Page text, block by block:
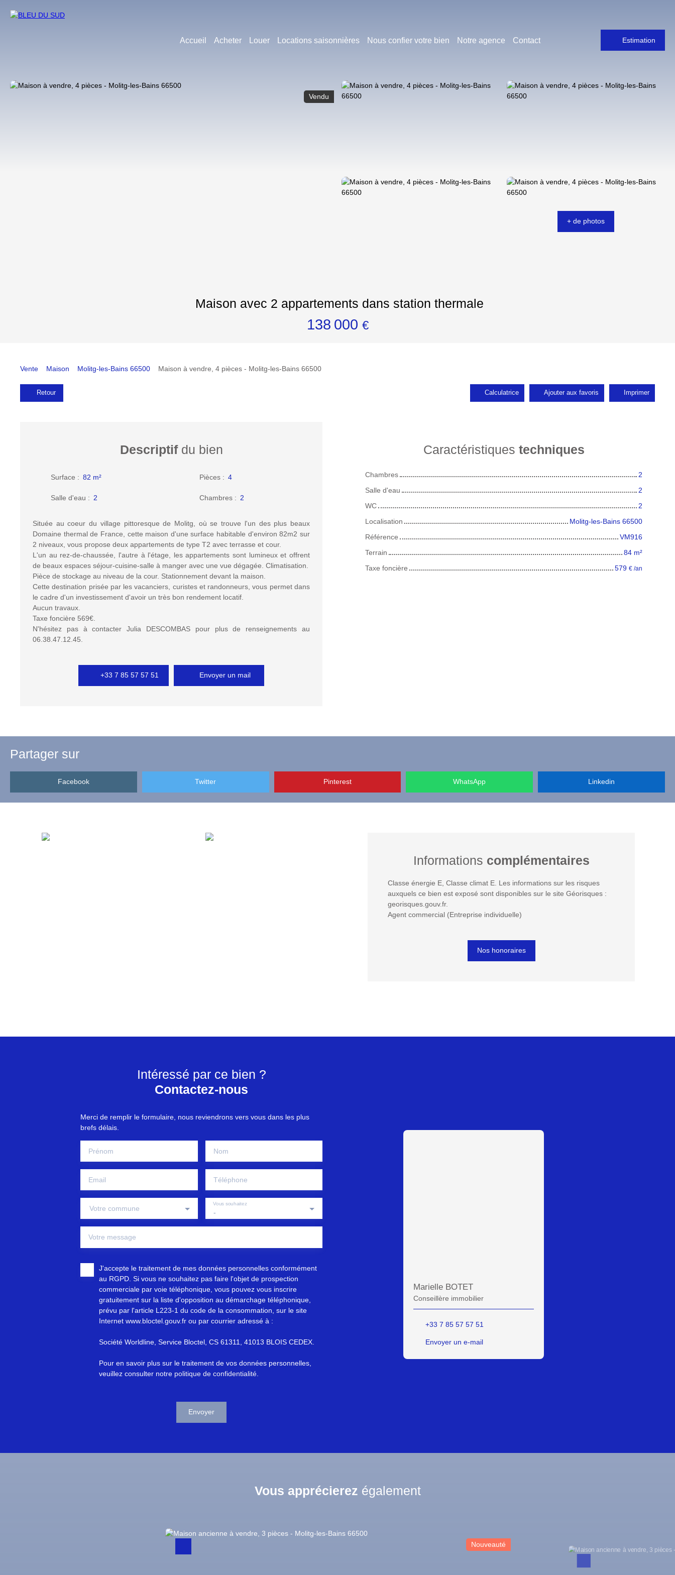
Accueil Acheter Louer Locations saisonnières Nous confier votre bien Notre agence Contact Estimation
Vendu
+ de photos
Maison avec 2 appartements dans station thermale
138 000 €
Vente Maison Molitg-les-Bains 66500 Maison à vendre, 4 pièces - Molitg-les-Bains 66500
Retour Calculatrice Ajouter aux favoris Imprimer
Descriptifdu bien
Surface : 82 m² Pièces : 4
Salle d'eau : 2 Chambres : 2
Située au coeur du village pittoresque de Molitg, où se trouve l'un des plus beaux
Domaine thermal de France, cette maison d'une surface habitable d'environ 82m2 sur
2 niveaux, vous propose deux appartements de type T2 avec terrasse et cour.
L'un au rez-de-chaussée, l'autre à l'étage, les appartements sont lumineux et offrent
de beaux espaces séjour-cuisine-salle à manger avec une vue dégagée. Climatisation.
Pièce de stockage au niveau de la cour. Stationnement devant la maison.
Cette destination prisée par les vacanciers, curistes et randonneurs, vous permet dans
le cadre d'un investissement d'avoir un très bon rendement locatif.
Aucun travaux.
Taxe foncière 569€.
N'hésitez pas à contacter Julia DESCOMBAS pour plus de renseignements au
06.38.47.12.45.
+33 7 85 57 57 51 Envoyer un mail
Caractéristiques techniques
Chambres
2
Salle d'eau
2
WC
2
Localisation
Molitg-les-Bains 66500
Référence
VM916
Terrain
84 m²
Taxe foncière
579 € /an
Partager sur
Facebook Twitter Pinterest WhatsApp Linkedin
Informations complémentaires
Classe énergie E, Classe climat E. Les informations sur les risques
auxquels ce bien est exposé sont disponibles sur le site Géorisques :
georisques.gouv.fr.
Agent commercial (Entreprise individuelle)
Nos honoraires
Intéressé par ce bien ?
Contactez-nous
Merci de remplir le formulaire, nous reviendrons vers vous dans les plus
brefs délais.
Prénom Nom
Email Téléphone
Votre commune -
Vous souhaitez
Votre message
J'accepte le traitement de mes données personnelles conformément
au RGPD. Si vous ne souhaitez pas faire l'objet de prospection
commerciale par voie téléphonique, vous pouvez vous inscrire
gratuitement sur la liste d'opposition au démarchage téléphonique,
prévu par l'article L223-1 du code de la consommation, sur le site
Internet www.bloctel.gouv.fr ou par courrier adressé à :
Société Worldline, Service Bloctel, CS 61311, 41013 BLOIS CEDEX.
Pour en savoir plus sur le traitement de vos données personnelles,
veuillez consulter notre politique de confidentialité
Envoyer
Marielle BOTET
Conseillère immobilier
+33 7 85 57 57 51
Envoyer un e-mail
Vous apprécierez également
Exclusivité